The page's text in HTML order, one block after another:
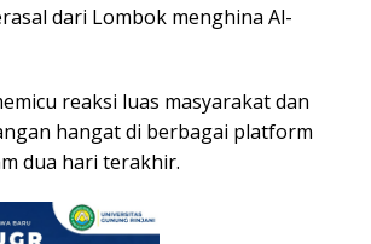
dari Lombok menghina Al-
reaksi luas masyarakat dan
hangat di berbagai platform
dua hari terakhir.